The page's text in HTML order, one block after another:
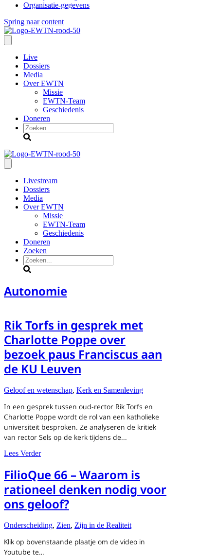
Organisatie-gegevens
Spring naar content
Live
Dossiers
Media
Over EWTN
Missie
EWTN-Team
Geschiedenis
Doneren
Livestream
Dossiers
Media
Over EWTN
Missie
EWTN-Team
Geschiedenis
Doneren
Zoeken
Autonomie
Rik Torfs in gesprek met
Charlotte Poppe over
bezoek paus Franciscus aan
de KU Leuven
Geloof en wetenschap, Kerk en Samenleving
In een gesprek tussen oud-rector Rik Torfs en
Charlotte Poppe wordt de rol van een katholieke
universiteit besproken. Ze analyseren de kritiek
van rector Sels op de kerk tijdens de...
Lees Verderabout Rik Torfs in gesprek met Charlotte Poppe over
FilioQue 66 – Waarom is
rationeel denken nodig voor
ons geloof?
Onderscheiding, Zien, Zijn in de Realiteit
Klik op bovenstaande plaatje om de video in
Youtube te…